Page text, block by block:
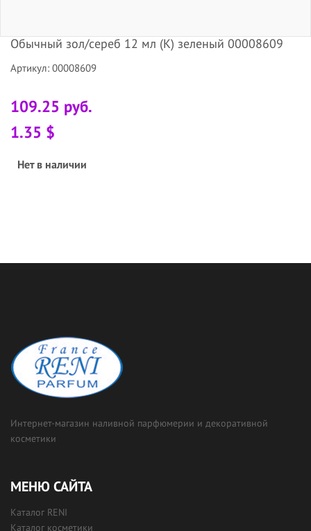
Обычный зол/сереб 12 мл (К) зеленый 00008609
Артикул: 00008609
109.25 руб.
1.35 $
Нет в наличии
Интернет-магазин наливной парфюмерии и декоративной
косметики
МЕНЮ САЙТА
Каталог RENI
Каталог косметики